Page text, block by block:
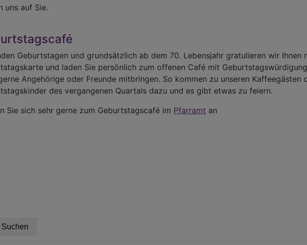
uns auf Sie.
Geburtstagen und grundsätzlich ab dem 70. Lebensjahr gratulieren wir Ihnen
und laden Sie persönlich zum offenen Café mit
Angehörige oder Freunde mitbringen. So kommen zu unseren Kaffeegästen
des vergangenen Quartals dazu und es gibt etwas zu feiern.
Sie sich sehr gerne zum Geburtstagscafé im Pfarramt an